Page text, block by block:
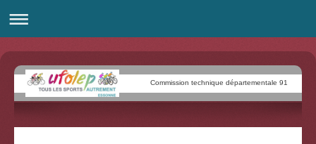
Commission technique départementale 91